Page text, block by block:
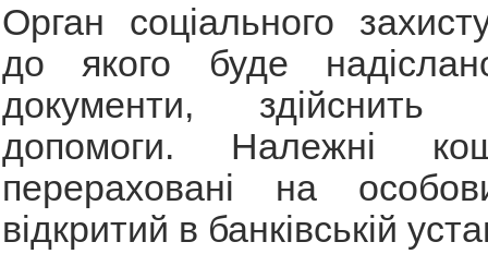
Орган соціального
до якого буде
документи, здійснить
допомоги. Належні
перераховані на
відкритий в банківській